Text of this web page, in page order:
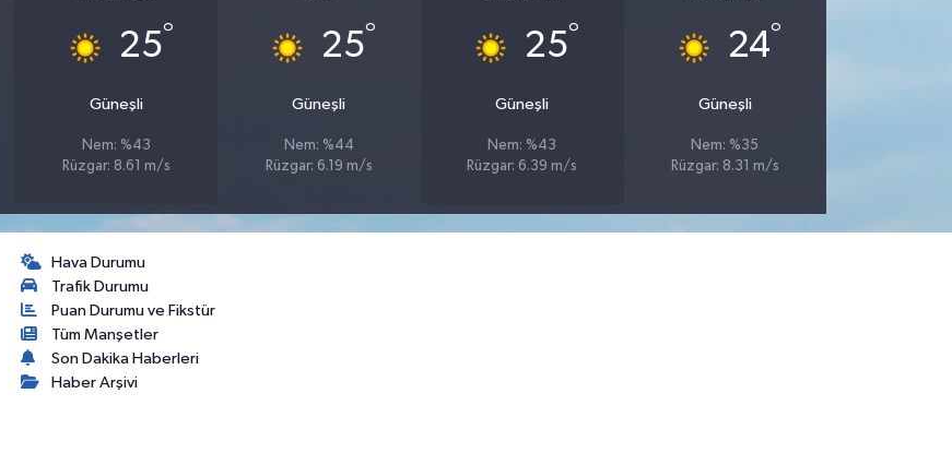
25°
Güneşli
Nem: %43
Rüzgar: 8.61 m/s
25°
Güneşli
Nem: %44
Rüzgar: 6.19 m/s
25°
Güneşli
Nem: %43
Rüzgar: 6.39 m/s
24°
Güneşli
Nem: %35
Rüzgar: 8.31 m/s
Hava Durumu
Trafik Durumu
Puan Durumu ve Fikstür
Tüm Manşetler
Son Dakika Haberleri
Haber Arşivi